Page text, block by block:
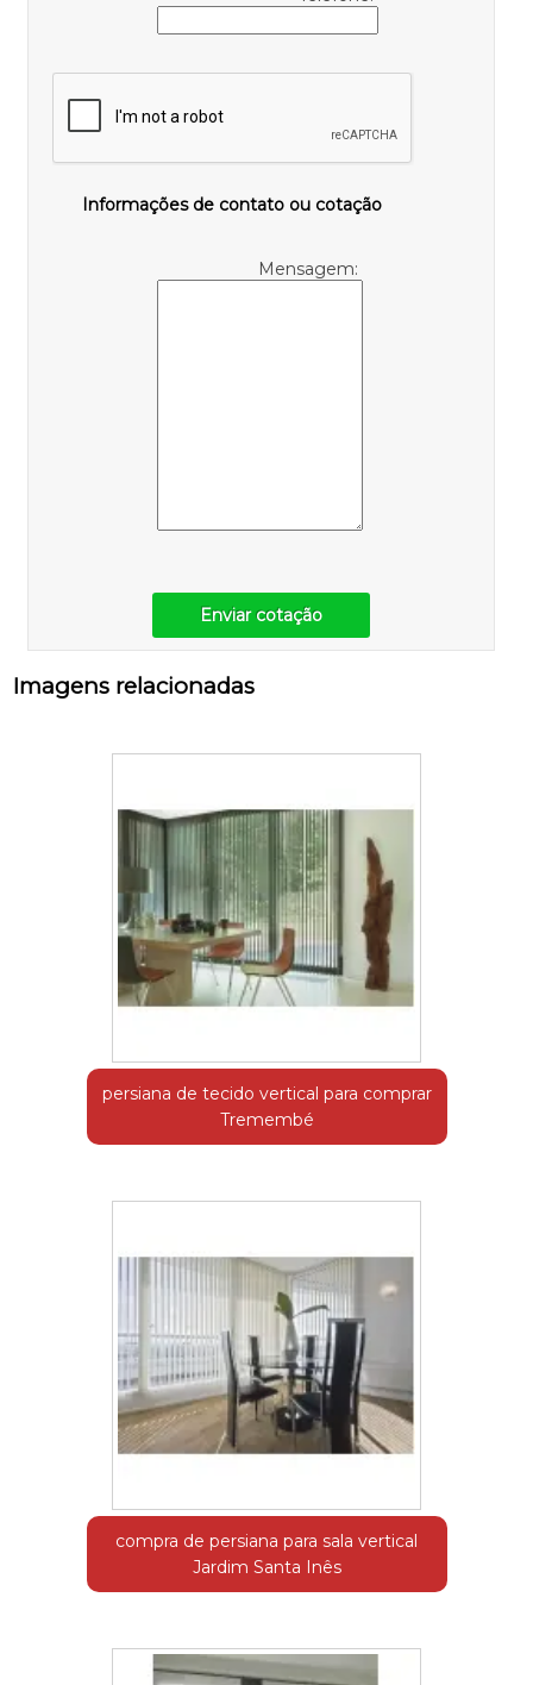
Informações de contato ou cotação
Mensagem:
Enviar cotação
Imagens relacionadas
persiana de tecido vertical para comprar
Tremembé
compra de persiana para sala vertical
Jardim Santa Inês